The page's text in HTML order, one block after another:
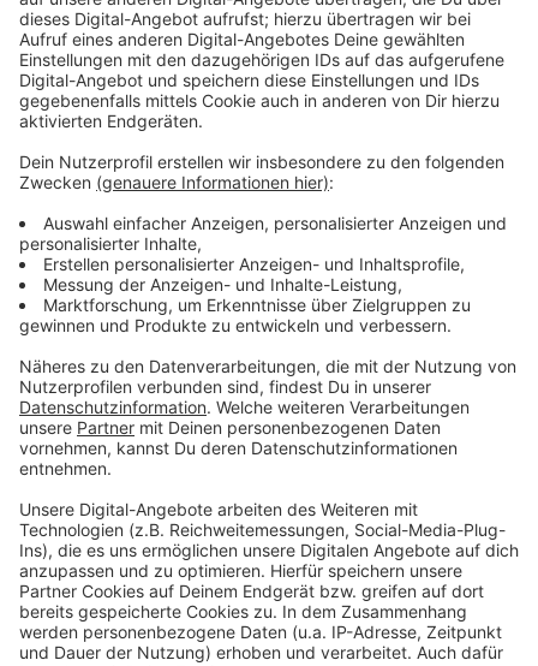
Wirtschaftsforschung. Die Konjunkturforscher rechnen
für das laufende Jahr mit einem Anstieg der
Wirtschaftsleistung in NRW um 0,1 Prozent. "Hohe
Energiepreise und der internationale
Wettbewerbsdruck belasten die Industrie weiterhin,
doch sie gewinnt zunehmend an Stabilität", so das
RWI. Im Februar hatten die Forscher noch ein
Wachstum des NRW-Bruttoinlandsprodukts von 0,3
Prozent vorhergesagt.
Anzeige
©picture alliance/dpa | Rolf Vennenbernd
Die Wirtschaftsleistung in NRW wird nach neuesten
Angaben wohl wieder steigen, wenn auch nur ganz
langsam. (Symbolbild)
Anzeige
2026 bis zu 1,5 Prozent Wachstum möglich
Anzeige